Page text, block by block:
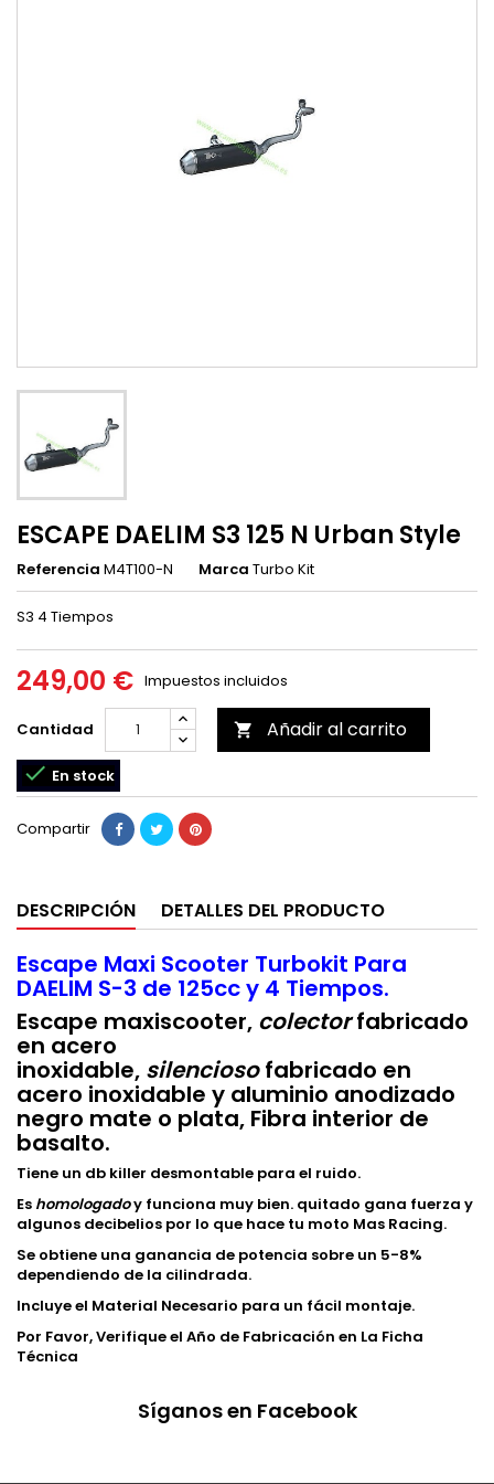
ESCAPE DAELIM S3 125 N Urban Style
Referencia M4T100-N Marca Turbo Kit
S3 4 Tiempos
249,00 € Impuestos incluidos
Cantidad  Añadir al carrito
 En stock
Compartir
DESCRIPCIÓN DETALLES DEL PRODUCTO
Escape Maxi Scooter Turbokit Para
DAELIM S-3 de 125cc y 4 Tiempos.
Escape maxiscooter, colectorfabricado
en acero
inoxidable, silenciosofabricado en
acero inoxidable y aluminio anodizado
negro mate o plata, Fibra interior de
basalto.
Tiene un db killer desmontable para el ruido.
Es homologadoy funciona muy bien. quitado gana fuerza y
algunos decibelios por lo que hace tu moto Mas Racing.
Se obtiene una ganancia de potencia sobre un 5-8%
dependiendo de la cilindrada.
Incluye el Material Necesario para un fácil montaje.
Por Favor, Verifique el Año de Fabricación en La Ficha
Técnica
Síganos en Facebook